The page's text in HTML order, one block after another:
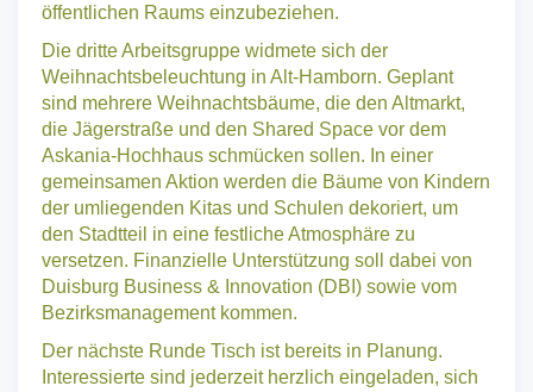
öffentlichen Raums einzubeziehen.
Die dritte Arbeitsgruppe widmete sich der
Weihnachtsbeleuchtung in Alt-Hamborn. Geplant
sind mehrere Weihnachtsbäume, die den Altmarkt,
die Jägerstraße und den Shared Space vor dem
Askania-Hochhaus schmücken sollen. In einer
gemeinsamen Aktion werden die Bäume von Kindern
der umliegenden Kitas und Schulen dekoriert, um
den Stadtteil in eine festliche Atmosphäre zu
versetzen. Finanzielle Unterstützung soll dabei von
Duisburg Business & Innovation (DBI) sowie vom
Bezirksmanagement kommen.
Der nächste Runde Tisch ist bereits in Planung.
Interessierte sind jederzeit herzlich eingeladen, sich